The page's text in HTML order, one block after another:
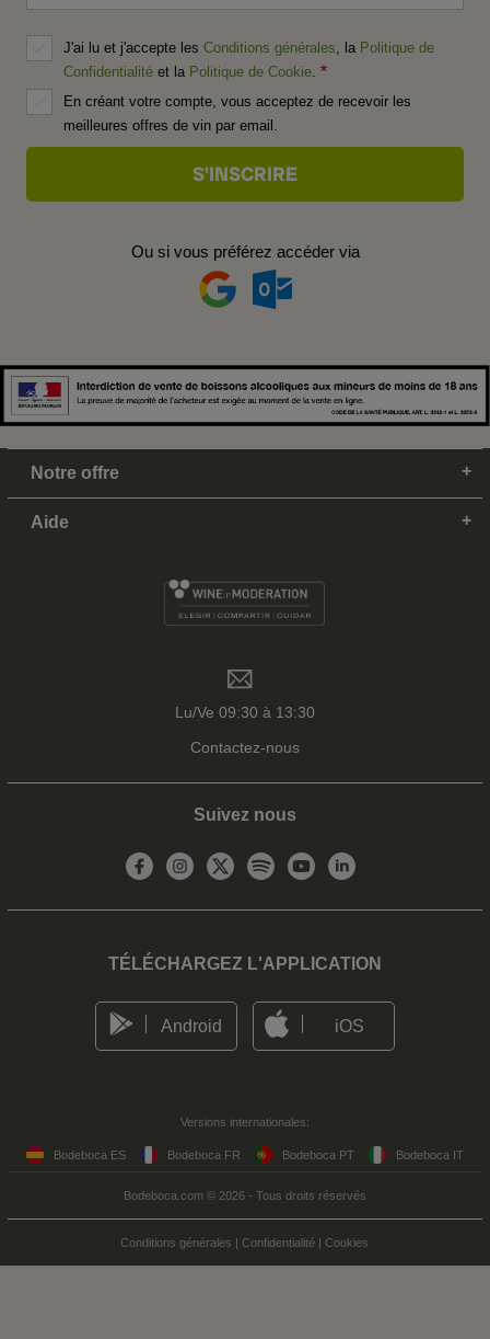
J'ai lu et j'accepte les Conditions générales , la Politique de
Confidentialité et la Politique de Cookie
En créant votre compte, vous acceptez de recevoir les
meilleures offres de vin par email.
Ou si vous préférez accéder via
Notre offre
Aide
Lu/Ve 09:30 à 13:30
Contactez-nous
Suivez nous
TÉLÉCHARGEZ L'APPLICATION
Android iOS
Versions internationales:
Bodeboca ES Bodeboca FR Bodeboca PT Bodeboca IT
Bodeboca.com © 2026 - Tous droits réservés
Conditions générales | Confidentialité | Cookies